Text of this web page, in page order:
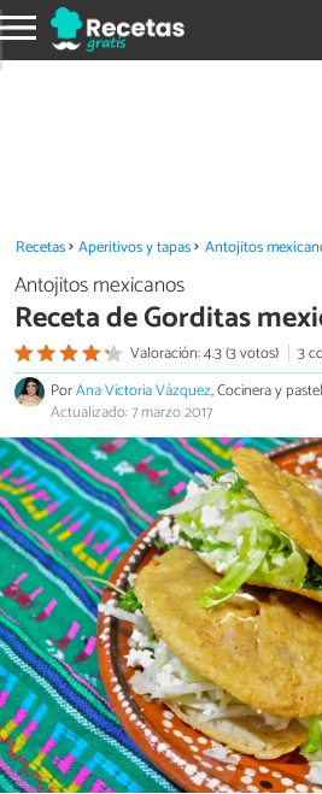
Recetas Aperitivos y tapas Antojitos
Antojitos mexicanos
Receta de Gorditas
Valoración: 4.3 (3 votos)
3
PorAna Victoria Vázquez, Cocinera y
Actualizado: 7 marzo 2017